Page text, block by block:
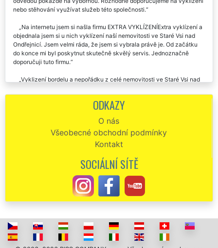
nebo stěhování využívat služeb této společnosti.
Na internetu jsem si našla firmu EXTRA VYKLÍZENÍExtra vyklízení a
objednala jsem si u nich vyklízení naší nemovitosti ve Staré Vsi nad
Ondřejnicí. Jsem velmi ráda, že jsem si vybrala právě je. Od začátku
do konce mi byl poskytnut skutečně skvělý servis. Jednoznačně
doporučuji tuto firmu.
Vyklizení bordelu a nepořádku z celé nemovitosti ve Staré Vsi nad
ochotu. Určitě budu dál doporučovat.
kteří nám zajišťovali vyklízení naší nemovitosti ve Staré Vsi nad
Ondřejnicí. Za mě dávám 10 hvězdiček a palec nahoru. 👍
Pro vyklizení nově zakoupené nemovitosti jsme si vybrali právě
tuto společnost. Perfektní organizace, komunikace i cena za
vyklízení. V případě zájmu budeme určitě využívat i nadále tuto firmu.
Chtěl bych poděkovat všem zaměstnancům této firmy za toho, že
mi velmi pomohli při vyklízení celé nemovitosti, kterou jsem před
měsícem ve Staré Vsi nad Ondřejnicí zakoupil. Tak strašný nepořádek,
za to, že měli tak silné žaludky a nevzdali to. Jsou to skutečně profíci.
Doporučuju.
ODKAZY
O nás
Všeobecné obchodní podmínky
Kontakt
SOCIÁLNÍ SÍTĚ